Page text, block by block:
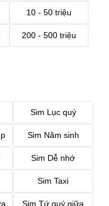
10 - 50 triệu
200 - 500 triệu
Sim Lục quý
Sim Năm sinh
Sim Dễ nhớ
Sim Taxi
Sim Tứ quý giữa